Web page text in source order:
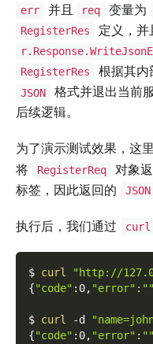
err 并且 req 变量为
RegisterRes 定义，并
RegisterRes 根据其内
JSON
格式并退出当前
后续逻辑。
为了演示测试效果，这
将
RegisterReq 对象
标签，因此返回的 JSON
执行后，我们通过 curl
$ curl
"http://
{"code" :0, "error" : ""
$ curl -d
{"code" :0, "error" : ""